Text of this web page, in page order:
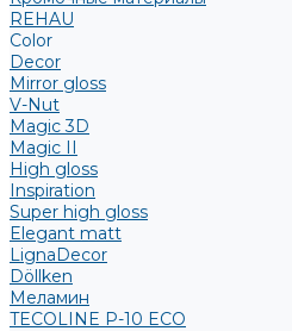
REHAU
Color
Decor
Mirror gloss
V-Nut
Magic 3D
Magic II
High gloss
Inspiration
Super high gloss
Elegant matt
LignaDecor
Döllken
Меламин
TECOLINE P-10 ECO